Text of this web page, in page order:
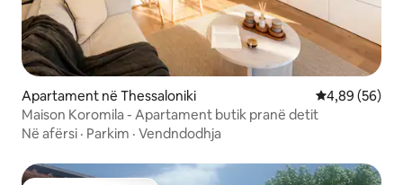
Apartament në Thessaloniki Vlerësimi
4,89 (56)
Maison Koromila - Apartament butik pranë detit
Në afërsi · Parkim · Vendndodhja